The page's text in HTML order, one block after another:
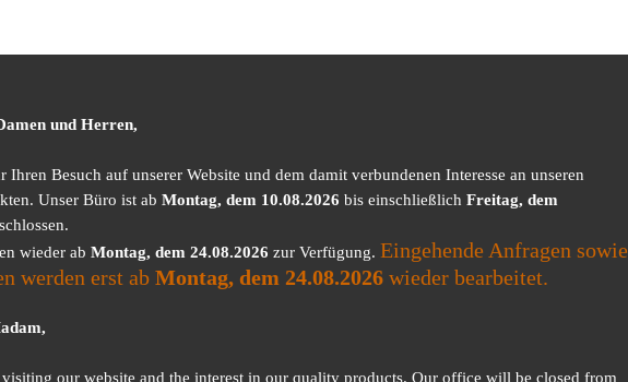
und Herren,
Ihren Besuch auf unserer Website und dem damit verbundenen Interesse an unseren
Unser Büro ist ab Montag, dem 10.08.2026 bis einschließlich Freitag, dem
wieder ab Montag, dem 24.08.2026 zur Verfügung. Eingehende Anfragen sowie
werden erst ab Montag, dem 24.08.2026 wieder bearbeitet.
our website and the interest in our quality products. Our office will be closed from